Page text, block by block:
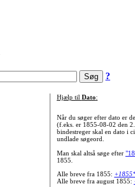
?
Hjælp til Dato:
Når du søger efter dato er
(f.eks. er 1855-08-02 den
bindestreger skal en dato i
undlade søgeord.
Man skal altså søge efter
1855.
Alle breve fra 1855:
Alle breve fra august 1855: